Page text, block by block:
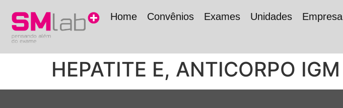
Home Convênios Exames Unidades Empresa
HEPATITE E, ANTICORPO IGM